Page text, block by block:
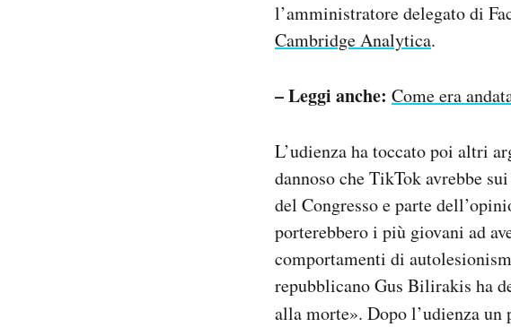
l’amministratore delegato di
Cambridge Analytica.
– Leggi anche: Come era
L’udienza ha toccato poi altri
dannoso che TikTok avrebbe
del Congresso e parte
porterebbero i più giovani ad
comportamenti di
repubblicano Gus Bilirakis ha
alla morte». Dopo l’udienza